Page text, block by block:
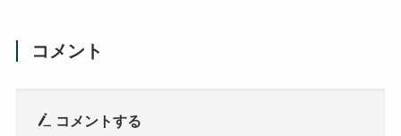
コメント
コメントする